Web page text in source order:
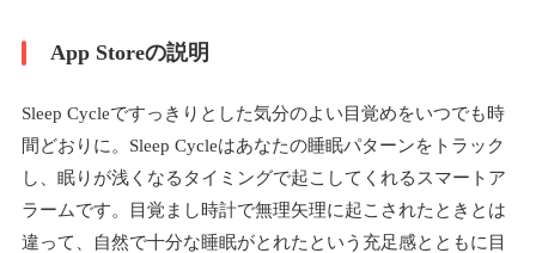
App Storeの説明
Sleep Cycleですっきりとした気分のよい目覚めをいつでも時
間どおりに。Sleep Cycleはあなたの睡眠パターンをトラック
し、眠りが浅くなるタイミングで起こしてくれるスマートア
ラームです。目覚まし時計で無理矢理に起こされたときとは
違って、自然で十分な睡眠がとれたという充足感とともに目